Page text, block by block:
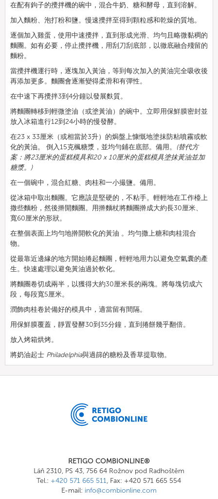
在配有鉤子的攪拌機的碗中，混合牛奶、糖和酵母，直到溶解。
加入麵粉、泡打粉和鹽。慢速攪拌至得到顆粒感和乾燥的質地。
逐個加入雞蛋，使用中速攪拌，直到形成光滑、均勻且略微黏稠的
麵團。如有必要，停止攪拌機，用刮刀刮底部，以徹底融合殘留的
麵粉。
當攪拌機運行時，逐塊加入黃油，等到每次加入的黃油完全吸收後
再添加更多。麵團會逐漸變得柔滑和有彈性。
在中速下再攪拌3到4分鐘以發展麩質。
將麵團轉移到輕微塗油（或塗黃油）的碗中。立即用保鮮膜密封並
放入冰箱進行12到24小時的慢發酵。
在23 x 33厘米（或相當於3升）的焗盤上慷慨地塗抹防粘噴霧或軟
化的黃油。
倒入15克楓糖漿 ，並均勻鋪在底部。備用。
(替代方
案：將23厘米的蛋糕模具和20 x 10厘米的蛋糕模具塗抹黃油並加
糖漿。)
在一個碗中， 混合紅糖、肉桂和一小撮鹽。備用。
從冰箱中取出麵團。它應該是堅硬的，不粘手。 輕輕地在工作檯上
撒些麵粉 ，然後擀開麵團。用擀麵杖將麵團擀成大約長30厘米、
寬60厘米的形狀。
在整個表面上均勻地擀開軟化的黃油 。均勻撒上糖和肉桂混合
物。
從最靠近邊緣的地方開始捲起麵團 ，輕輕地用力以避免空氣囊的產
生。快速處理以避免黃油過於軟化。
將麵團卷切成兩半，以獲得大約30厘米長的兩塊。將每塊切成六
段，每段寬5厘米。
潤飾肉桂卷於備好的模具中，適當留有間隔。
用保鮮膜覆蓋，靜置發酵30到35分鐘， 直到捲餅幾乎翻倍。
放入烤箱烘烤。
將奶油起士 Philadelphia與過篩的糖粉及香草提取物。
RETIGO COMBIONLINE®
Láň 2310, PS 43, 756 64 Rožnov pod Radhoštěm
Tel.: +420 571 665 511, Fax: +420 571 665 554
E-mail: info@combionline.com